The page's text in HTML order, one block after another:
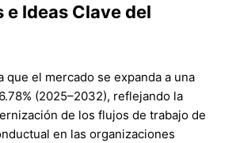
e Ideas Clave del
que el mercado se expanda a una
(2025–2032), reflejando la
de los flujos de trabajo de
en las organizaciones